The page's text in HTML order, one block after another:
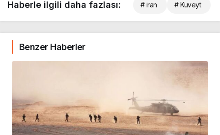
Haberle ilgili daha fazlası: # iran # Kuveyt
Benzer Haberler